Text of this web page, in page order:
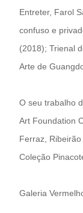
Entreter, Farol
confuso e
(2018); Trienal
Arte de
O seu trabalho
Art Foundation
Ferraz,
Coleção
Galeria